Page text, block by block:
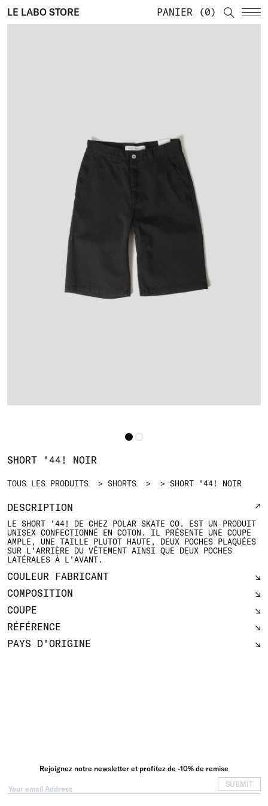
LE LABO STORE PANIER 0
TOUS LES PRODUITS SHORTS SHORT '44! NOIR
SHORT '44! NOIR
DESCRIPTION
LE SHORT '44! DE CHEZ POLAR SKATE CO. EST UN PRODUIT
UNISEX CONFECTIONNÉ EN COTON. IL PRÉSENTE UNE COUPE
AMPLE, UNE TAILLE PLUTOT HAUTE, DEUX POCHES PLAQUÉES
SUR L'ARRIÈRE DU VÊTEMENT AINSI QUE DEUX POCHES
LATÉRALES À L'AVANT.
COULEUR FABRICANT
COMPOSITION
COUPE
RÉFÉRENCE
PAYS D'ORIGINE
Rejoignez notre newsletter et profitez de -10% de remise
SUBMIT